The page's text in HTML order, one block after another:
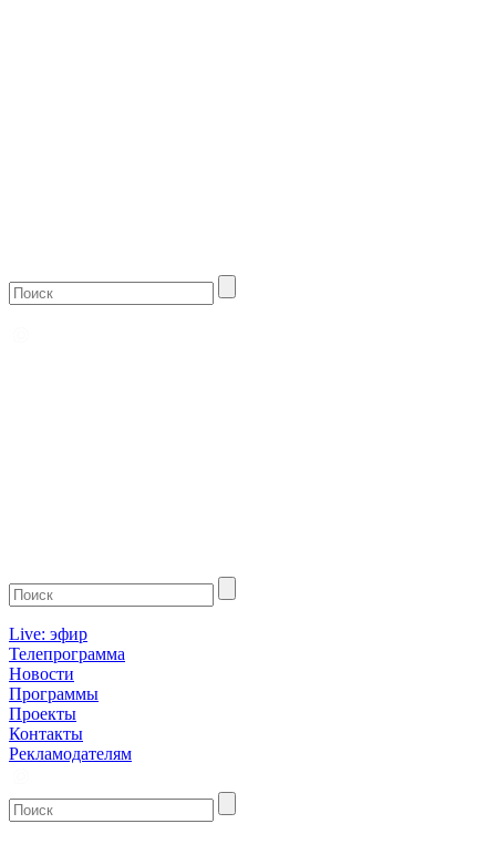
Live: эфир
Телепрограмма
Новости
Программы
Проекты
Контакты
Рекламодателям